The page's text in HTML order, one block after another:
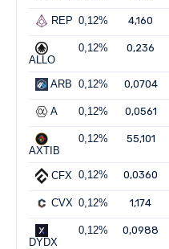
REP 0,12% 4,160
ALLO
0,12% 0,236
ARB 0,12% 0,0704
A 0,12% 0,0561
AXTIB
0,12% 55,101
CFX 0,12% 0,0360
CVX 0,12% 1,174
DYDX
0,12% 0,0988